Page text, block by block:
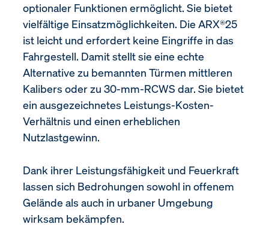
optionaler Funktionen ermöglicht. Sie bietet
vielfältige Einsatzmöglichkeiten. Die ARX®25
ist leicht und erfordert keine Eingriffe in das
Fahrgestell. Damit stellt sie eine echte
Alternative zu bemannten Türmen mittleren
Kalibers oder zu 30-mm-RCWS dar. Sie bietet
ein ausgezeichnetes Leistungs-Kosten-
Verhältnis und einen erheblichen
Nutzlastgewinn.
Dank ihrer Leistungsfähigkeit und Feuerkraft
lassen sich Bedrohungen sowohl in offenem
Gelände als auch in urbaner Umgebung
wirksam bekämpfen.